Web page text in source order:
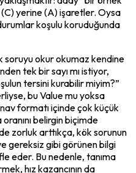
yerine (A) işaretler. Oysa
koşulu koruduğunda
soruyu okur okumaz kendine
tek bir sayı mı istiyor,
tersini kurabilir miyim?”
bu Value mu yoksa
formatı içinde çok küçük
belirgin biçimde
zorluk arttıkça, kök sorunun
gereksiz gibi görünen bilgi
eder. Bu nedenle, tanıma
hız kazancının da